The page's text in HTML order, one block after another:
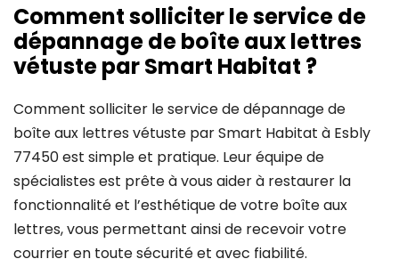
Comment solliciter le service de
dépannage de boîte aux lettres
vétuste par Smart Habitat ?
Comment solliciter le service de dépannage de
boîte aux lettres vétuste par Smart Habitat à Esbly
77450 est simple et pratique. Leur équipe de
spécialistes est prête à vous aider à restaurer la
fonctionnalité et l’esthétique de votre boîte aux
lettres, vous permettant ainsi de recevoir votre
courrier en toute sécurité et avec fiabilité.